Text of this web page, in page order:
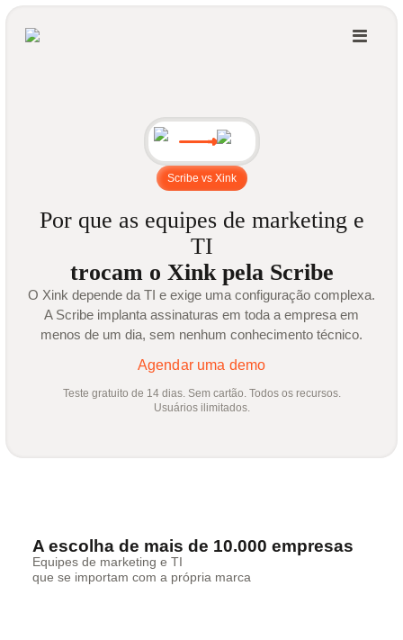
Scribe vs Xink
Por que as equipes de marketing e
TI
trocam o Xink pela Scribe
O Xink depende da TI e exige uma configuração complexa.
A Scribe implanta assinaturas em toda a empresa em
menos de um dia, sem nenhum conhecimento técnico.
Agendar uma demo
Teste gratuito de 14 dias. Sem cartão. Todos os recursos.
Usuários ilimitados.
A escolha de mais de 10.000 empresas
Equipes de marketing e TI
que se importam com a própria marca